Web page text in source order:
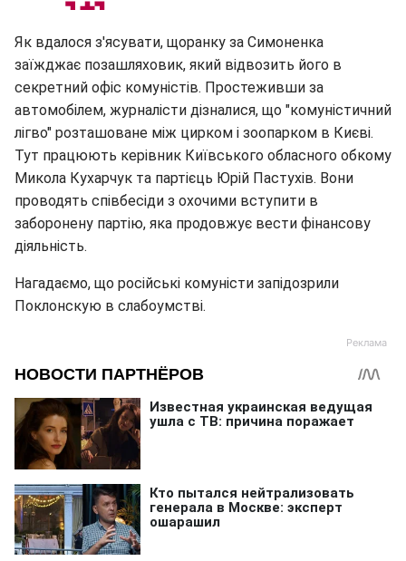
Як вдалося з'ясувати, щоранку за Симоненка
заїжджає позашляховик, який відвозить його в
секретний офіс комуністів. Простеживши за
автомобілем, журналісти дізналися, що "комуністичний
лігво" розташоване між цирком і зоопарком в Києві.
Тут працюють керівник Київського обласного обкому
Микола Кухарчук та партієць Юрій Пастухів. Вони
проводять співбесіди з охочими вступити в
заборонену партію, яка продовжує вести фінансову
діяльність.
Нагадаємо, що російські комуністи запідозрили
Поклонскую в слабоумстві.